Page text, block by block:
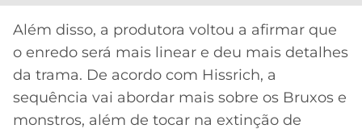
Além disso, a produtora voltou a afirmar que
o enredo será mais linear e deu mais detalhes
da trama. De acordo com Hissrich, a
sequência vai abordar mais sobre os Bruxos e
monstros, além de tocar na extinção de